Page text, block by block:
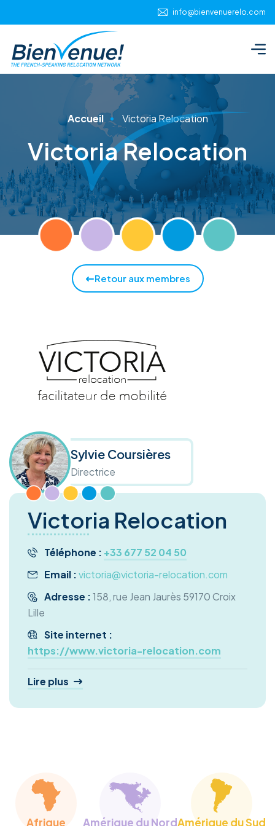
info@bienvenuerelo.com
Accueil Victoria Relocation
Victoria Relocation
Afrique Amérique du NordAmérique du Sud
Retour aux membres
Sylvie Coursières
Directrice
Victoria Relocation
Téléphone : +33 677 52 04 50
Email :victoria@victoria-relocation.com
Adresse :158, rue Jean Jaurès 59170 Croix
Lille
Site internet :
https://www.victoria-relocation.com
Services proposés :
Recherche de logement temporaire
Support administratif et logistique
Lire plus